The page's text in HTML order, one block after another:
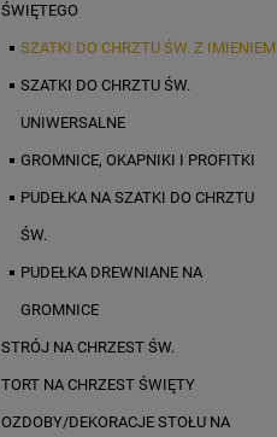
ŚWIĘTEGO
SZATKI DO CHRZTU ŚW. Z IMIENIEM
SZATKI DO CHRZTU ŚW.
UNIWERSALNE
GROMNICE, OKAPNIKI I PROFITKI
PUDEŁKA NA SZATKI DO CHRZTU
ŚW.
PUDEŁKA DREWNIANE NA
GROMNICE
STRÓJ NA CHRZEST ŚW.
TORT NA CHRZEST ŚWIĘTY
OZDOBY/DEKORACJE STOŁU NA